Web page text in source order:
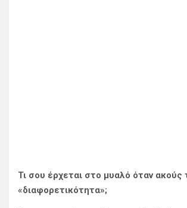
Τι σου έρχεται στο μυαλό όταν ακούς
«διαφορετικότητα»;